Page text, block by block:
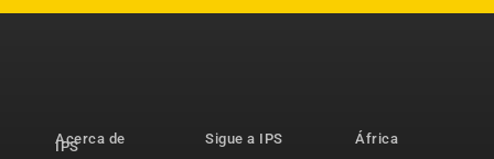
Acerca de
IPS
Sigue a IPS
África